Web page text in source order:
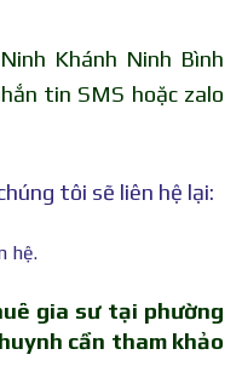
Khánh Ninh Bình
tin SMS hoặc zalo
tôi sẽ liên hệ lại:
hệ.
gia sư tại phường
cần tham khảo